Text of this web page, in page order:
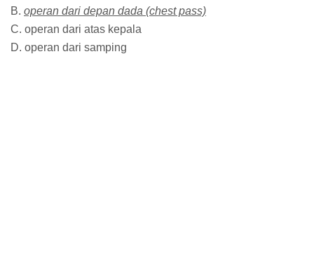
B. operan dari depan dada (chest pass)
C. operan dari atas kepala
D. operan dari samping